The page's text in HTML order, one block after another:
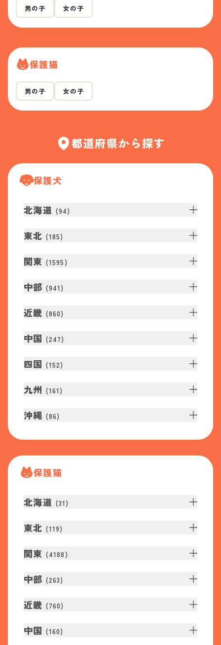
男の子 女の子
保護猫
男の子 女の子
都道府県から探す
保護犬
北海道 (94)
東北 (185)
関東 (1595 )
中部 (941 )
近畿 (860)
中国 (247)
四国 (152)
九州 (161 )
沖縄 (86)
保護猫
北海道 (31 )
東北 (119)
関東 (4188 )
中部 (263)
近畿 (760)
中国 (160)